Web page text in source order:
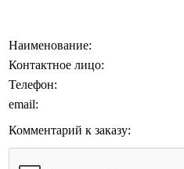
Наименование:
Контактное лицо:
Телефон:
email:
Комментарий к заказу: